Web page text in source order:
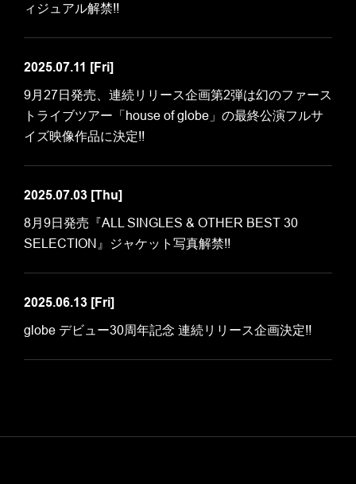
ィジュアル解禁!!
2025.07.11 [Fri]
9月27日発売、連続リリース企画第2弾は幻のファース
トライブツアー「house of globe」の最終公演フルサ
イズ映像作品に決定!!
2025.07.03 [Thu]
8月9日発売『ALL SINGLES & OTHER BEST 30
SELECTION』ジャケット写真解禁!!
2025.06.13 [Fri]
globe デビュー30周年記念 連続リリース企画決定!!